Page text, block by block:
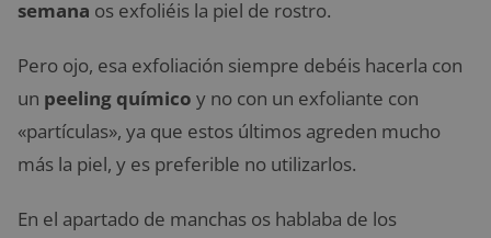
semana os exfoliéis la piel de rostro.
Pero ojo, esa exfoliación siempre debéis hacerla con
un peeling químico y no con un exfoliante con
«partículas», ya que estos últimos agreden mucho
más la piel, y es preferible no utilizarlos.
En el apartado de manchas os hablaba de los